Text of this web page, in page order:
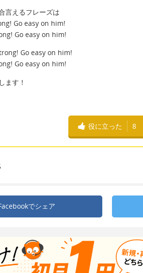
言えるフレーズは
Go easy on him!
Go easy on him!
Go easy on him!
Go easy on him!
ます！
役に立った 8
でシェア